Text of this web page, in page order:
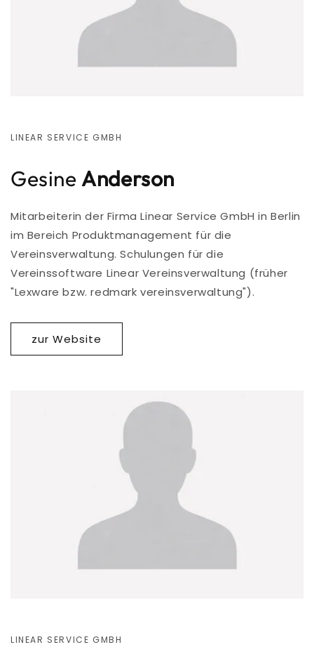
LINEAR SERVICE GMBH
GesineAnderson
Mitarbeiterin der Firma Linear Service GmbH in Berlin
im Bereich Produktmanagement für die
Vereinsverwaltung. Schulungen für die
Vereinssoftware Linear Vereinsverwaltung (früher
"Lexware bzw. redmark vereinsverwaltung").
zur Website
LINEAR SERVICE GMBH